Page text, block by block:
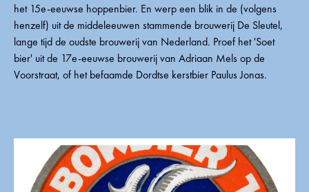
het 15e-eeuwse hoppenbier. En werp een blik in de (volgens
henzelf) uit de middeleeuwen stammende brouwerij De Sleutel,
lange tijd de oudste brouwerij van Nederland. Proef het 'Soet
bier' uit de 17e-eeuwse brouwerij van Adriaan Mels op de
Voorstraat, of het befaamde Dordtse kerstbier Paulus Jonas.